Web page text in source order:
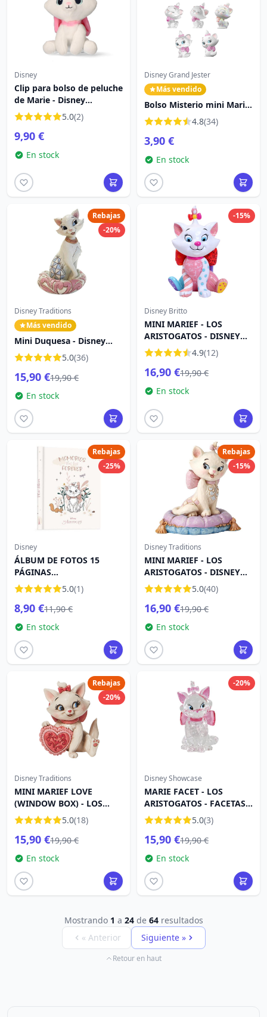
Disney
Clip para bolso de peluche
de Marie - Disney
Aristogatos 5.0(2)
9,90 €
En stock
Disney Grand Jester
Más vendido
Bolso Misterio mini Marie
- Disney Los Aristogatos
4.8(34)
3,90 €
En stock
Rebajas
-20%
Disney Traditions
Más vendido
Mini Duquesa - Disney
Traditions Los Aristogatos
5.0(36)
15,90 €19,90 €
En stock
-15%
Disney Britto
MINI MARIEF - LOS
ARISTOGATOS - DISNEY
BRITTO
4.9(12)
16,90 €19,90 €
En stock
Rebajas
-25%
Disney
ÁLBUM DE FOTOS 15
PÁGINAS
AUTOADHESIVAS
24X32CM - DISNEY LOS
ARISTOGATOS
5.0(1)
8,90 €11,90 €
En stock
Rebajas
-15%
Disney Traditions
MINI MARIEF - LOS
ARISTOGATOS - DISNEY
TRADITIONS JIM SHORE
5.0(40)
16,90 €19,90 €
En stock
Rebajas
-20%
Disney Traditions
MINI MARIEF LOVE
(WINDOW BOX) - LOS
ARISTOGATOS - DISNEY
TRADITIONS
5.0(18)
15,90 €19,90 €
En stock
-20%
Disney Showcase
MARIE FACET - LOS
ARISTOGATOS - FACETAS
DE DISNEY 5.0(3)
15,90 €19,90 €
En stock
Mostrando 1 a 24de 64resultados
« Anterior
Siguiente »
Retour en haut